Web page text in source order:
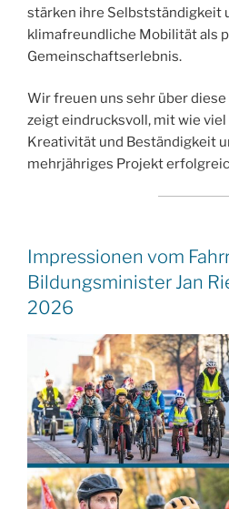
stärken ihre Selbstständigkeit
klimafreundliche Mobilität als
Gemeinschaftserlebnis.
Wir freuen uns sehr über diese
zeigt eindrucksvoll, mit wie viel
Kreativität und Beständigkeit
mehrjähriges Projekt
Impressionen vom
Bildungsminister Jan
2026